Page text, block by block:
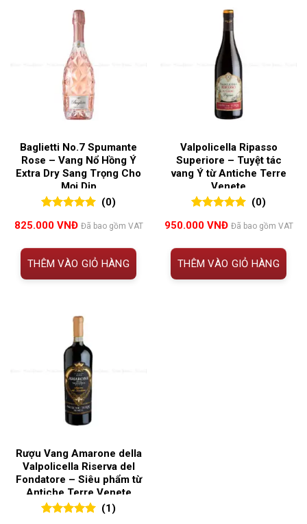
Baglietti No.7 Spumante
Rose – Vang Nổ Hồng Ý
Extra Dry Sang Trọng Cho
Mọi Dịp
đánh giá
(0)
825.000 VNĐ Đã bao gồm VAT
THÊM VÀO GIỎ HÀNG
Valpolicella Ripasso
Superiore – Tuyệt tác
vang Ý từ Antiche Terre
Venete
đánh giá
(0)
950.000 VNĐ Đã bao gồm VAT
THÊM VÀO GIỎ HÀNG
Rượu Vang Amarone della
Valpolicella Riserva del
Fondatore – Siêu phẩm từ
Antiche Terre Venete
(1)